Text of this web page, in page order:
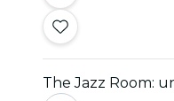
The Jazz Room: